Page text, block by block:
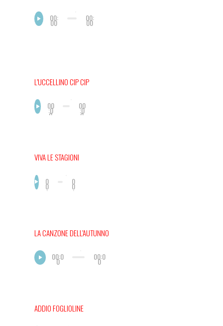
00:
00 00:
00
L’UCCELLINO CIP CIP
00
:0
0
00
:0
0
VIVA LE STAGIONI
0
0
:
0
0
:
LA CANZONE DELL’AUTUNNO
00:0
0 00:0
0
ADDIO FOGLIOLINE